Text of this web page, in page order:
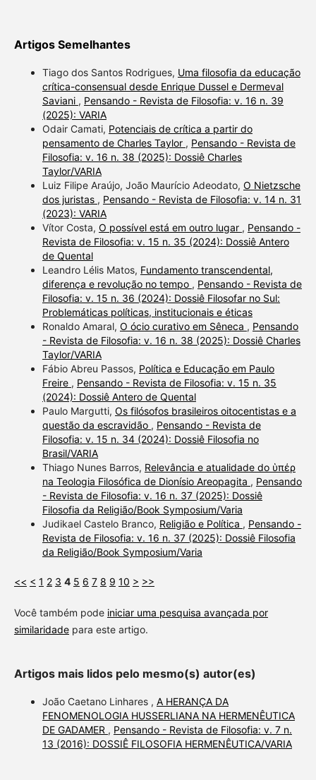
Artigos Semelhantes
Tiago dos Santos Rodrigues, Uma filosofia da educação
crítica-consensual desde Enrique Dussel e Dermeval
Saviani , Pensando - Revista de Filosofia: v. 16 n. 39
(2025): VARIA
Odair Camati, Potenciais de crítica a partir do
pensamento de Charles Taylor , Pensando - Revista de
Filosofia: v. 16 n. 38 (2025): Dossiê Charles
Taylor/VARIA
Luiz Filipe Araújo, João Maurício Adeodato, O Nietzsche
dos juristas , Pensando - Revista de Filosofia: v. 14 n. 31
(2023): VARIA
Vítor Costa, O possível está em outro lugar , Pensando -
Revista de Filosofia: v. 15 n. 35 (2024): Dossiê Antero
de Quental
Leandro Lélis Matos, Fundamento transcendental,
diferença e revolução no tempo , Pensando - Revista de
Filosofia: v. 15 n. 36 (2024): Dossiê Filosofar no Sul:
Problemáticas políticas, institucionais e éticas
Ronaldo Amaral, O ócio curativo em Sêneca , Pensando
- Revista de Filosofia: v. 16 n. 38 (2025): Dossiê Charles
Taylor/VARIA
Fábio Abreu Passos, Política e Educação em Paulo
Freire , Pensando - Revista de Filosofia: v. 15 n. 35
(2024): Dossiê Antero de Quental
Paulo Margutti, Os filósofos brasileiros oitocentistas e a
questão da escravidão , Pensando - Revista de
Filosofia: v. 15 n. 34 (2024): Dossiê Filosofia no
Brasil/VARIA
Thiago Nunes Barros, Relevância e atualidade do ὑπέρ
na Teologia Filosófica de Dionísio Areopagita , Pensando
- Revista de Filosofia: v. 16 n. 37 (2025): Dossiê
Filosofia da Religião/Book Symposium/Varia
Judikael Castelo Branco, Religião e Política , Pensando -
Revista de Filosofia: v. 16 n. 37 (2025): Dossiê Filosofia
da Religião/Book Symposium/Varia
<< < 1 2 3 4 5 6 7 8 9 10 > >>
Você também pode iniciar uma pesquisa avançada por
similaridadepara este artigo.
Artigos mais lidos pelo mesmo(s) autor(es)
João Caetano Linhares , A HERANÇA DA
FENOMENOLOGIA HUSSERLIANA NA HERMENÊUTICA
DE GADAMER , Pensando - Revista de Filosofia: v. 7 n.
13 (2016): DOSSIÊ FILOSOFIA HERMENÊUTICA/VARIA